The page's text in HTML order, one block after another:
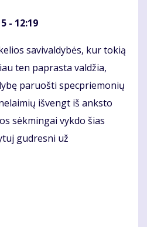
- 12:19
savivaldybės, kur tokią
ten paprasta valdžia,
paruošti specpriemonių
išvengt iš anksto
sėkmingai vykdo šias
gudresni už